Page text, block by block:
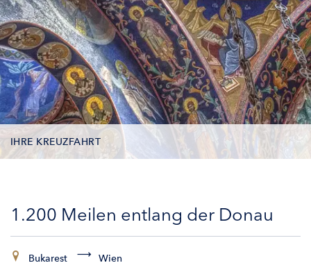
IHRE KREUZFAHRT
KABINEN
1.200 Meilen entlang der Donau
Bukarest Wien